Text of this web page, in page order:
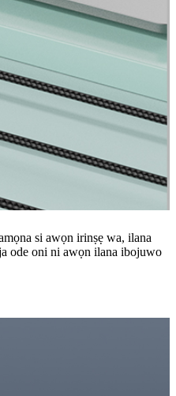
si awọn irinṣẹ wa, ilana
ode oni ni awọn ilana ibojuwo